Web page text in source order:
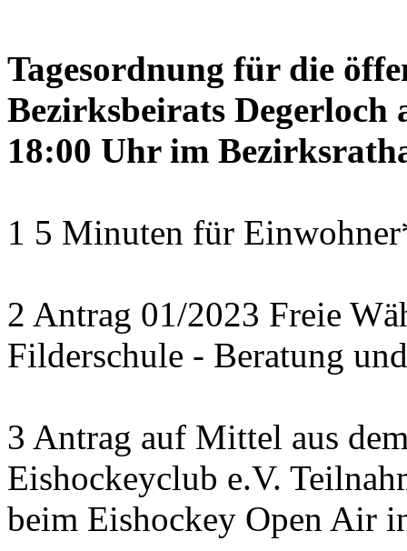
Tagesordnung für die
Bezirksbeirats Degerloch
18:00 Uhr im
1 5 Minuten für
2 Antrag 01/2023 Freie
Filderschule - Beratung
3 Antrag auf Mittel aus
Eishockeyclub e.V.
beim Eishockey Open Air